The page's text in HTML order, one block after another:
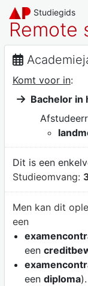
Studiegids
Remote
Komt voor in:
Bachelor in
Dit is een
Studieomvang:
Men kan dit
een
een
een diploma).